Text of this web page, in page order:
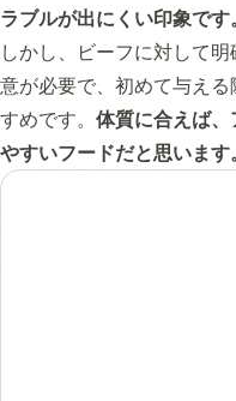
ラブルが出にくい印象です。
しかし、ビーフに対して
意が必要で、初めて与え
すめです。 体質に合えば
やすいフードだと思います。